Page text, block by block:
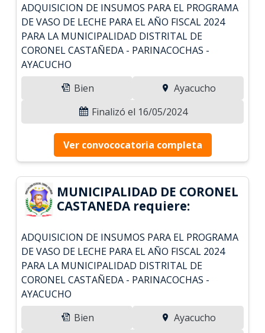
ADQUISICION DE INSUMOS PARA EL PROGRAMA
DE VASO DE LECHE PARA EL AÑO FISCAL 2024
PARA LA MUNICIPALIDAD DISTRITAL DE
CORONEL CASTAÑEDA - PARINACOCHAS -
AYACUCHO
Bien
Ayacucho
Finalizó el 16/05/2024
Ver convococatoria completa
MUNICIPALIDAD DE CORONEL
CASTANEDA requiere:
ADQUISICION DE INSUMOS PARA EL PROGRAMA
DE VASO DE LECHE PARA EL AÑO FISCAL 2024
PARA LA MUNICIPALIDAD DISTRITAL DE
CORONEL CASTAÑEDA - PARINACOCHAS -
AYACUCHO
Bien
Ayacucho